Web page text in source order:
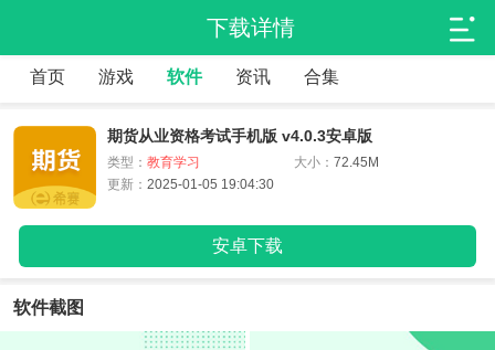
下载详情
首页 游戏 软件 资讯 合集
期货从业资格考试手机版 v4.0.3安卓版
类型： 教育学习 大小：72.45M
更新： 2025-01-05 19:04:30
安卓下载
软件截图